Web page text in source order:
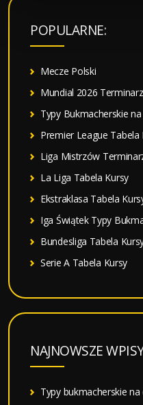
k
POPULARNE:
Mecze Polski
Mundial 2026
Typy Bukmacherskie na
Premier League Tabela
Liga Mistrzów
La Liga Tabela Kursy
Ekstraklasa Tabela
Iga Świątek Typy
Bundesliga Tabela
Serie A Tabela Kursy
NAJNOWSZE
Typy bukmacherskie